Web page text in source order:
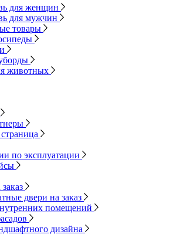
для женщин
для мужчин
товары
животных
по эксплуатации
двери на заказ
помещений
дизайна